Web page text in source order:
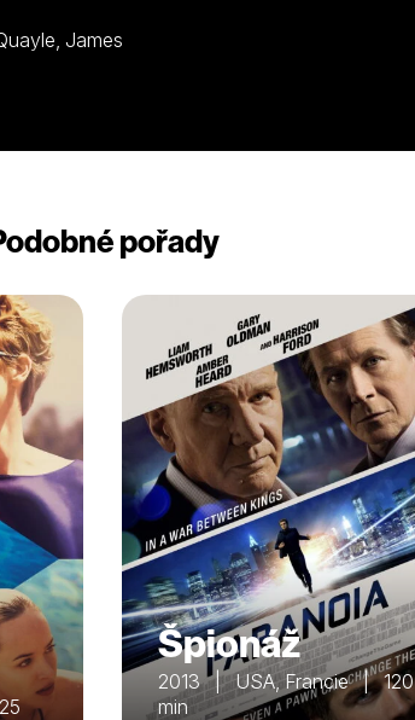
pořady
Špionáž
2013 | USA, Francie | 120
min